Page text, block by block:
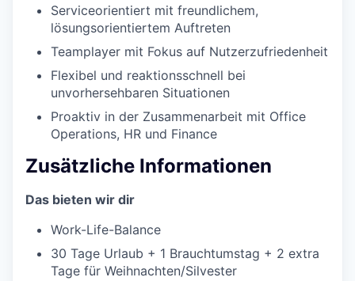
Serviceorientiert mit freundlichem,
lösungsorientiertem Auftreten
Teamplayer mit Fokus auf Nutzerzufriedenheit
Flexibel und reaktionsschnell bei
unvorhersehbaren Situationen
Proaktiv in der Zusammenarbeit mit Office
Operations, HR und Finance
Zusätzliche Informationen
Das bieten wir dir
Work-Life-Balance
30 Tage Urlaub + 1 Brauchtumstag + 2 extra
Tage für Weihnachten/Silvester